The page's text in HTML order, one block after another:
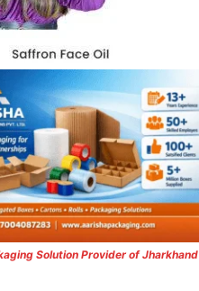
Solution Provider of Jharkhand